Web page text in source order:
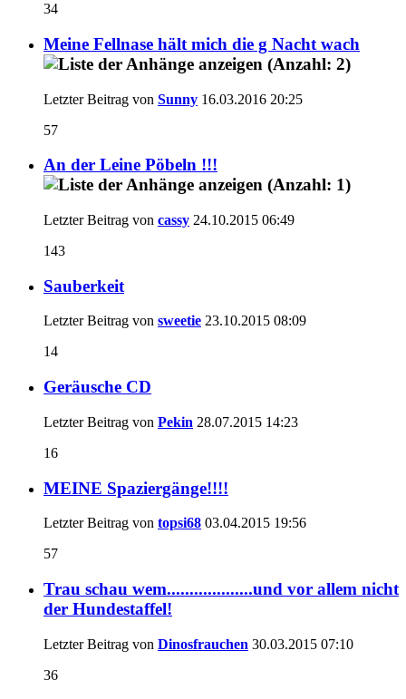
34
Meine Fellnase hält mich die g Nacht wach
Letzter Beitrag von Sunny 16.03.2016 20:25
57
An der Leine Pöbeln !!!
Letzter Beitrag von cassy 24.10.2015 06:49
143
Sauberkeit
Letzter Beitrag von sweetie 23.10.2015 08:09
14
Geräusche CD
Letzter Beitrag von Pekin 28.07.2015 14:23
16
MEINE Spaziergänge!!!!
Letzter Beitrag von topsi68 03.04.2015 19:56
57
Trau schau wem...................und vor allem nicht
der Hundestaffel!
Letzter Beitrag von Dinosfrauchen 30.03.2015 07:10
36